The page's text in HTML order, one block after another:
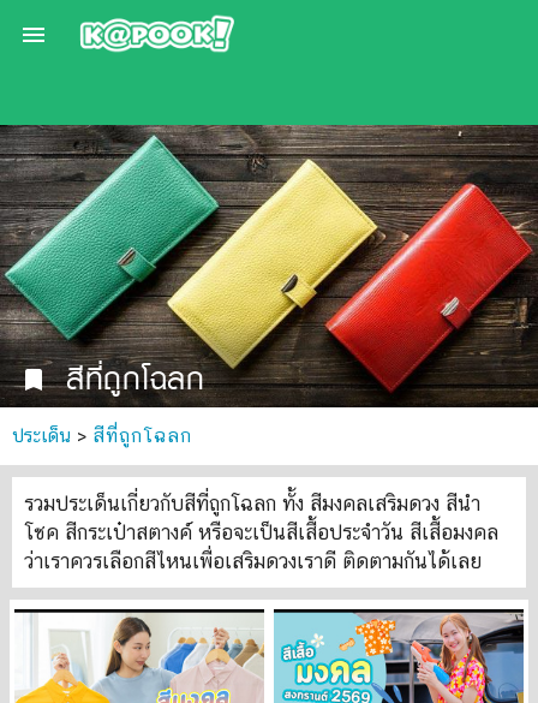

bookmark สีที่ถูกโฉลก
ประเด็น > สีที่ถูกโฉลก
รวมประเด็นเกี่ยวกับสีที่ถูกโฉลก ทั้ง สีมงคลเสริมดวง สีนำ
โชค สีกระเป๋าสตางค์ หรือจะเป็นสีเสื้อประจำวัน สีเสื้อมงคล
ว่าเราควรเลือกสีไหนเพื่อเสริมดวงเราดี ติดตามกันได้เลย